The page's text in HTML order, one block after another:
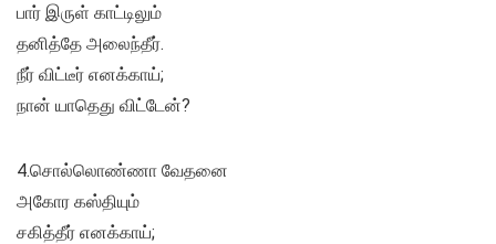
பார் இருள் காட்டிலும்
தனித்தே அலைந்தீர்.
நீர் விட்டீர் எனக்காய்;
நான் யாதெது விட்டேன்?
4.சொல்லொண்ணா வேதனை
அகோர கஸ்தியும்
சகித்தீர் எனக்காய்;